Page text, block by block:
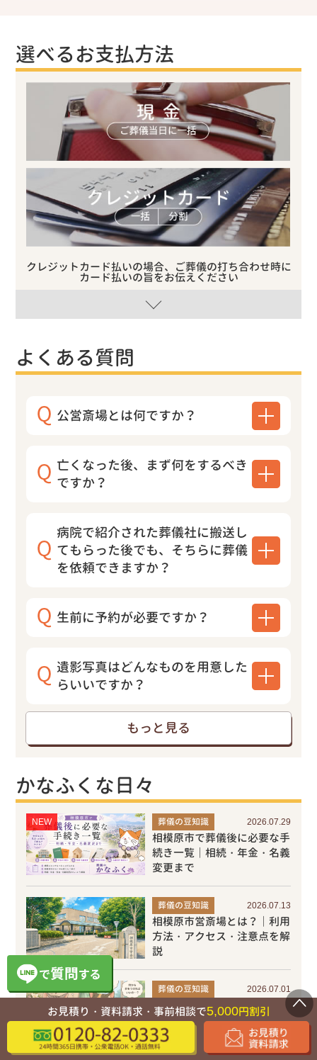
選べるお支払方法
クレジットカード払いの場合、ご葬儀の打ち合わせ時に
カード払いの旨をお伝えください
よくある質問
公営斎場とは何ですか？
亡くなった後、まず何をするべき
ですか？
病院で紹介された葬儀社に搬送し
てもらった後でも、そちらに葬儀
を依頼できますか？
生前に予約が必要ですか？
遺影写真はどんなものを用意した
らいいですか？
もっと見る
かなふくな日々
NEW 葬儀の豆知識 2026.07.29
相模原市で葬儀後に必要な手
続き一覧｜相続・年金・名義
変更まで
葬儀の豆知識 2026.07.13
相模原市営斎場とは？｜利用
方法・アクセス・注意点を解
説
葬儀の豆知識 2026.07.01
相模原市で葬儀を行う流れ｜
亡くなってから葬儀後の手続
きまで
お見積り・資料請求・事前相談で5,000円割引